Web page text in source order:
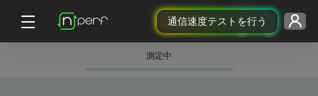
通信速度テストを行う
測定中